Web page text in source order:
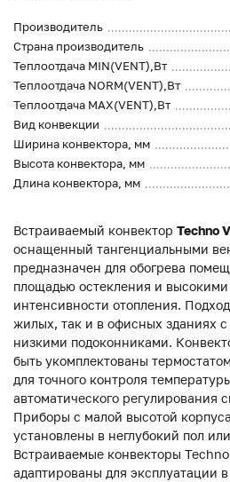
Производитель
Страна производитель
Теплоотдача MIN(VENT),Вт
Теплоотдача NORM(VENT),Вт
Теплоотдача MAX(VENT),Вт
Вид конвекции
Ширина конвектора, мм
Высота конвектора, мм
Длина конвектора, мм
Встраиваемый конвектор Techno
оснащенный тангенциальными
предназначен для обогрева
площадью остекления и
интенсивности отопления.
жилых, так и в офисных зданиях
низкими подоконниками.
быть укомплектованы
для точного контроля
автоматического регулирования
Приборы с малой высотой
установлены в неглубокий пол
Встраиваемые конвекторы
адаптированы для эксплуатации